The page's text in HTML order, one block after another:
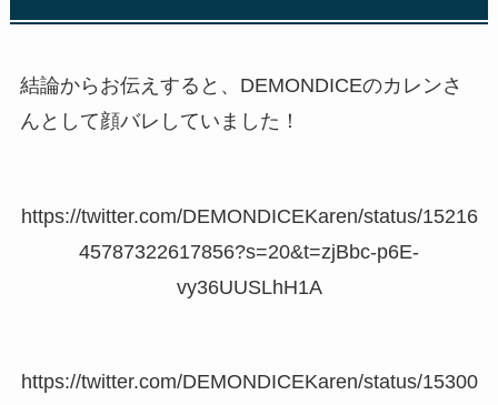
結論からお伝えすると、DEMONDICEのカレンさ
んとして顔バレしていました！
https://twitter.com/DEMONDICEKaren/status/15216
45787322617856?s=20&t=zjBbc-p6E-
vy36UUSLhH1A
https://twitter.com/DEMONDICEKaren/status/15300